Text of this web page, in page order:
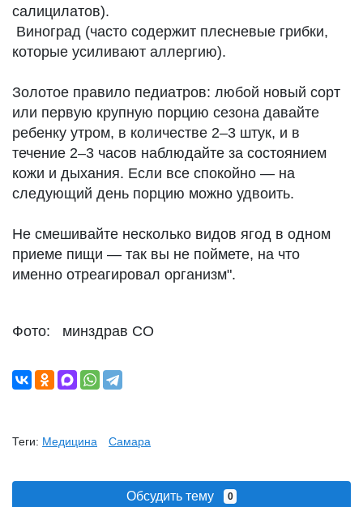
салицилатов).
Виноград (часто содержит плесневые грибки,
которые усиливают аллергию).
Золотое правило педиатров: любой новый сорт
или первую крупную порцию сезона давайте
ребенку утром, в количестве 2–3 штук, и в
течение 2–3 часов наблюдайте за состоянием
кожи и дыхания. Если все спокойно — на
следующий день порцию можно удвоить.
Не смешивайте несколько видов ягод в одном
приеме пищи — так вы не поймете, на что
именно отреагировал организм".
Фото: минздрав СО
Теги: Медицина Самара
Обсудить тему 0